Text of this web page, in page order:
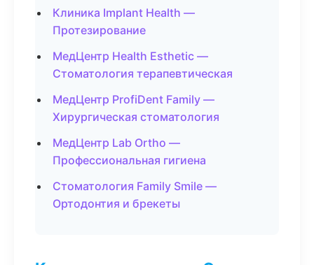
Клиника Implant Health —
Протезирование
МедЦентр Health Esthetic —
Стоматология терапевтическая
МедЦентр ProfiDent Family —
Хирургическая стоматология
МедЦентр Lab Ortho —
Профессиональная гигиена
Стоматология Family Smile —
Ортодонтия и брекеты